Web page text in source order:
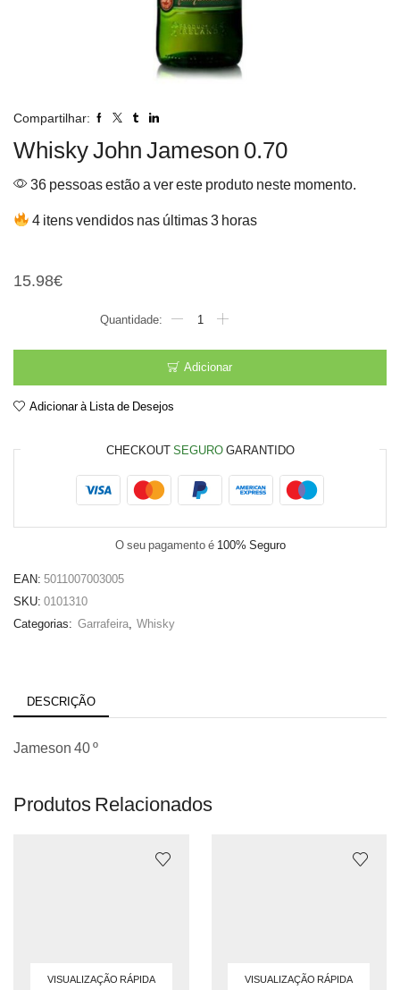
Compartilhar:
Whisky John Jameson 0.70
36 pessoas estão a ver este produto neste momento.
4 itens vendidos nas últimas 3 horas
15.98€
Jameson
0.70
Adicionar
Adicionar à Lista de Desejos
CHECKOUTSEGUROGARANTIDO
O seu pagamento é 100% Seguro
EAN: 5011007003005
SKU: 0101310
Categorias: Garrafeira Whisky
DESCRIÇÃO
Jameson 40 º
Produtos Relacionados
VISUALIZAÇÃO RÁPIDA VISUALIZAÇÃO RÁPIDA